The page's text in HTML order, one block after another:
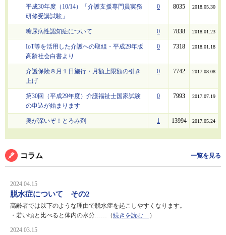
平成30年度（10/14）「介護支援専門員実務
研修受講試験」
0 8035 2018.05.30
糖尿病性認知症について 0 7838 2018.01.23
IoT等を活用した介護への取組・平成29年版
高齢社会白書より
0 7318 2018.01.18
介護保険８月１日施行・月額上限額の引き
上げ
0 7742 2017.08.08
第30回（平成29年度）介護福祉士国家試験
の申込が始まります
0 7993 2017.07.19
奥が深いぞ！とろみ剤 1 13994 2017.05.24
コラム 一覧を見る
2024.04.15
脱水症について その2
高齢者では以下のような理由で脱水症を起こしやすくなります。
・若い頃と比べると体内の水分……（続きを読む… ）
2024.03.15